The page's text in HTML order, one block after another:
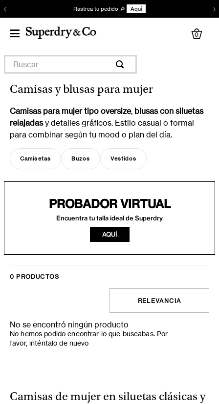
‹ Rastrea tu pedido 🔎 Aquí ›
0
Buscar
Camisas y blusas para mujer
Camisas para mujer tipo oversize, blusas con siluetas
relajadasy detalles gráficos. Estilo casual o formal
para combinar según tu mood o plan del día.
Camisetas Buzos Vestidos
PROBADOR VIRTUAL
Encuentra tu talla ideal de Superdry
AQUÍ
0 PRODUCTOS
RELEVANCIA
No se encontró ningún producto
No hemos podido encontrar lo que buscabas. Por
favor, inténtalo de nuevo
Camisas de mujer en siluetas clásicas y